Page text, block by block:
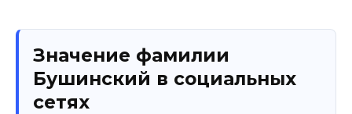
Значение фамилии
Бушинский в социальных
сетях